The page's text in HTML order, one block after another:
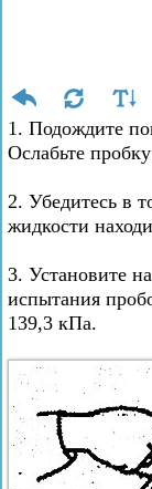
1. Подождите
Ослабьте
2. Убедитесь в
жидкости
3. Установите
испытания
139,3 кПа.